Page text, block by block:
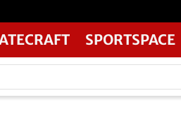
SPORTSPACE